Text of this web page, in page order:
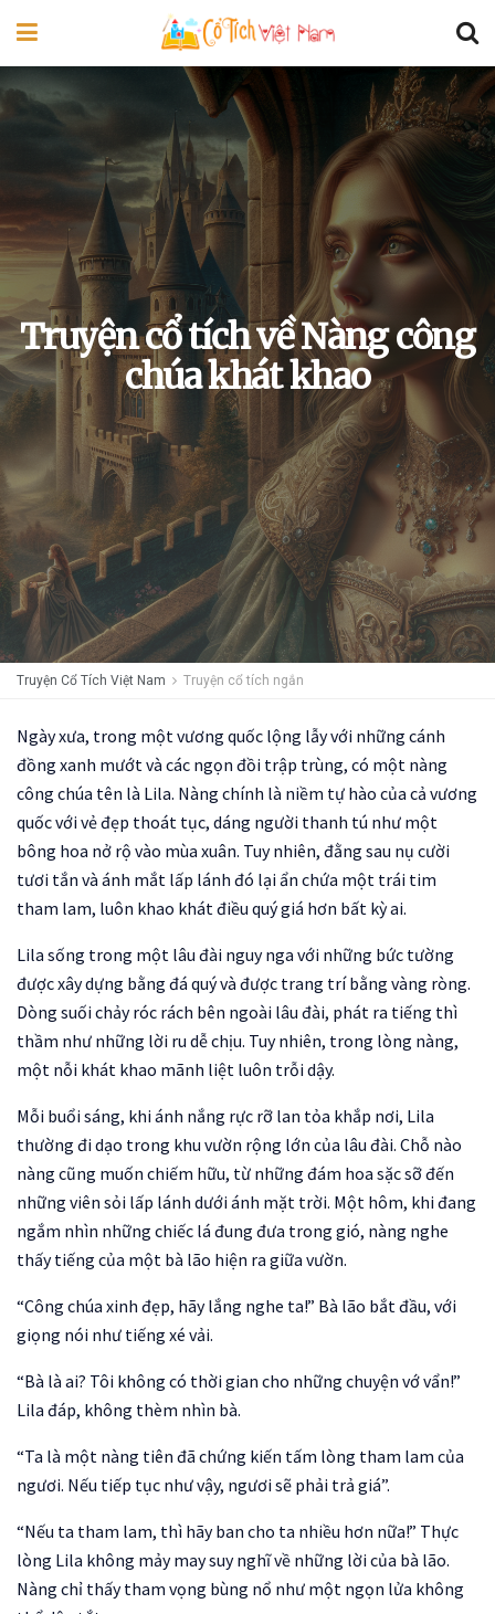
Truyện cổ tích về Nàng công
chúa khát khao
Truyện Cổ Tích Việt Nam Truyện cổ tích ngắn
Ngày xưa, trong một vương quốc lộng lẫy với những cánh
đồng xanh mướt và các ngọn đồi trập trùng, có một nàng
công chúa tên là Lila. Nàng chính là niềm tự hào của cả vương
quốc với vẻ đẹp thoát tục, dáng người thanh tú như một
bông hoa nở rộ vào mùa xuân. Tuy nhiên, đằng sau nụ cười
tươi tắn và ánh mắt lấp lánh đó lại ẩn chứa một trái tim
tham lam, luôn khao khát điều quý giá hơn bất kỳ ai.
Lila sống trong một lâu đài nguy nga với những bức tường
được xây dựng bằng đá quý và được trang trí bằng vàng ròng.
Dòng suối chảy róc rách bên ngoài lâu đài, phát ra tiếng thì
thầm như những lời ru dễ chịu. Tuy nhiên, trong lòng nàng,
một nỗi khát khao mãnh liệt luôn trỗi dậy.
Mỗi buổi sáng, khi ánh nắng rực rỡ lan tỏa khắp nơi, Lila
thường đi dạo trong khu vườn rộng lớn của lâu đài. Chỗ nào
nàng cũng muốn chiếm hữu, từ những đám hoa sặc sỡ đến
những viên sỏi lấp lánh dưới ánh mặt trời. Một hôm, khi đang
ngắm nhìn những chiếc lá đung đưa trong gió, nàng nghe
thấy tiếng của một bà lão hiện ra giữa vườn.
“Công chúa xinh đẹp, hãy lắng nghe ta!” Bà lão bắt đầu, với
giọng nói như tiếng xé vải.
“Bà là ai? Tôi không có thời gian cho những chuyện vớ vẩn!”
Lila đáp, không thèm nhìn bà.
“Ta là một nàng tiên đã chứng kiến tấm lòng tham lam của
ngươi. Nếu tiếp tục như vậy, ngươi sẽ phải trả giá”.
“Nếu ta tham lam, thì hãy ban cho ta nhiều hơn nữa!” Thực
lòng Lila không mảy may suy nghĩ về những lời của bà lão.
Nàng chỉ thấy tham vọng bùng nổ như một ngọn lửa không